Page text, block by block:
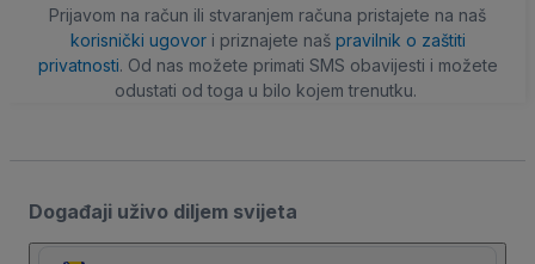
Prijavom na račun ili stvaranjem računa pristajete na naš
korisnički ugovori priznajete naš pravilnik o zaštiti
privatnosti. Od nas možete primati SMS obavijesti i možete
odustati od toga u bilo kojem trenutku.
Događaji uživo diljem svijeta